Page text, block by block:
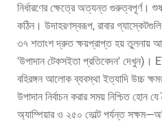
নির্ধারণের ক্ষেত্রে অত্যন্ত গুরুত্বপূর্ণ।
কঠিন। উদাহরণস্বরূপ, রাবার
৩৭ শতাংশ দ্রুত ক্ষয়প্রাপ্ত হয় তুলনায়
'উপাদান টেকসইতা প্রতিবেদন' দেখুন)।
বহিরঙ্গন আলোক ব্যবস্থা ইত্যাদি উচ্চ
উপাদান নির্বাচন করার সময় নিশ্চিত
অ্যাম্পিয়ার ও ২৫০ ভোল্ট পর্যন্ত